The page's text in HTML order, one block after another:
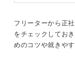
フリーターや
ワークなどを活
フリーターから正
をチェックしてお
めのコツや就きや